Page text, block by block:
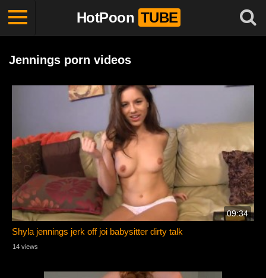
HotPoon TUBE
Jennings porn videos
09:34
Shyla jennings jerk off joi babysitter dirty talk
14 views